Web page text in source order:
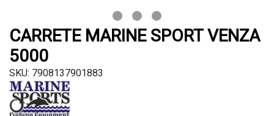
CARRETE MARINE SPORT VENZA
5000
SKU: 7908137901883